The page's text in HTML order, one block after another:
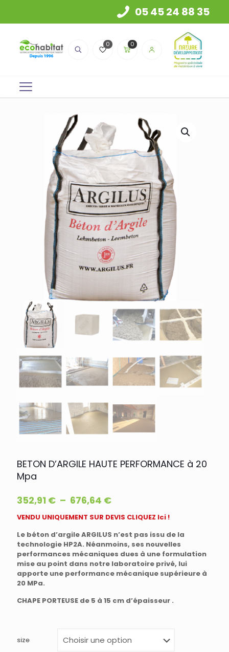
05 45 24 88 35
0 0
BETON D’ARGILE HAUTE PERFORMANCE à 20
Mpa
352,91 € – 676,64 €Plage
prix :
352,91 €
à
676,64 €
VENDU UNIQUEMENT SUR DEVIS CLIQUEZ Ici !
Le béton d’argile ARGILUS n’est pas issu de la
technologie HP2A. Néanmoins, ses nouvelles
performances mécaniques dues à une formulation
mise au point dans notre laboratoire privé, lui
apporte une performance mécanique supérieure à
20 MPa.
CHAPE PORTEUSE de 5 à 15 cm d’épaisseur .
size